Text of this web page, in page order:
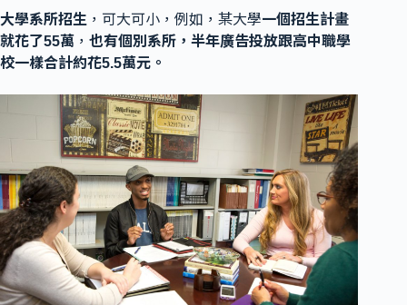
大學系所招生 ，可大可小，例如，某大學一個招生計畫
就花了55萬 ， 也有個別系所，半年廣告投放跟高中職學
校一樣合計約花5.5萬元。